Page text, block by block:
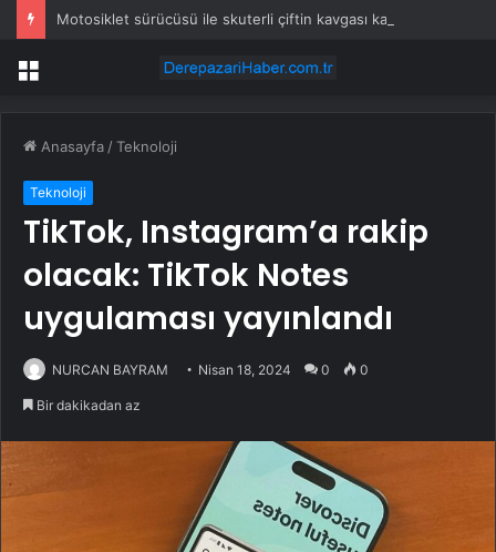
Motosiklet sürücüsü ile skuterli çiftin kavgası kamerada
Menü
Anasayfa /Teknoloji
Teknoloji
TikTok, Instagram’a rakip
olacak: TikTok Notes
uygulaması yayınlandı
NURCAN BAYRAM Nisan 18, 2024 0 0
Bir dakikadan az